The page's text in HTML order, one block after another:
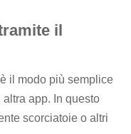
il
il modo più semplice
app. In questo
scorciatoie o altri